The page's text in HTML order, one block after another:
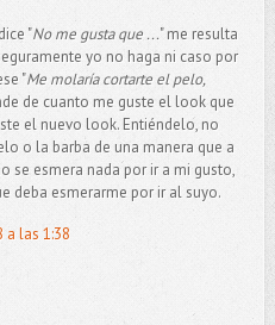
"No me gusta que ..." me resulta
yo no haga ni caso por
"Me molaría cortarte el pelo,
de cuanto me guste el look que
el nuevo look. Entiéndelo, no
o la barba de una manera que a
se esmera nada por ir a mi gusto,
deba esmerarme por ir al suyo.
a las 1:38